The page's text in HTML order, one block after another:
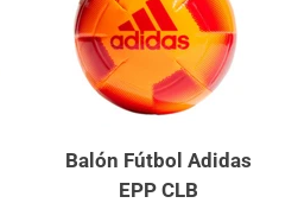
Balón Fútbol Adidas
EPP CLB